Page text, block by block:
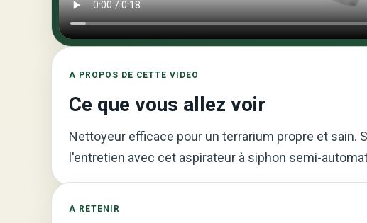
A PROPOS DE CETTE VIDEO
Ce que vous allez voir
Nettoyeur efficace pour un terrarium propre et sain.
l'entretien avec cet aspirateur à siphon semi-
A RETENIR